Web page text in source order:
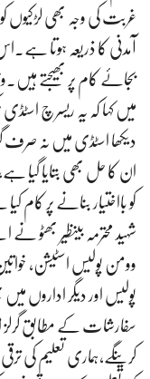
غربت کی وجہ بھی لڑکیوں
آمدنی کا ذریعہ ہوتا
بجائے کام پر بھیجتے
میں کہا کہ یہ ریسرچ
دیکھا اسٹڈی میں نہ صرف
ان کا حل بھی بتایا گیا
کو بااختیار بنانے پر کام
شہید محترمہ بینظیر
وومن پولیس اسٹیشن، خواتین
پولیس اور دیگر اداروں
سفارشات کے مطابق گرلز
کرینگے،ہماری تعلیم کی